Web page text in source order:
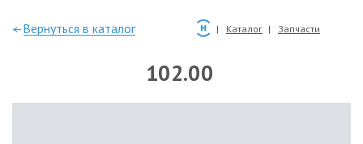
—Вернуться в каталог Каталог Запчасти
102.00